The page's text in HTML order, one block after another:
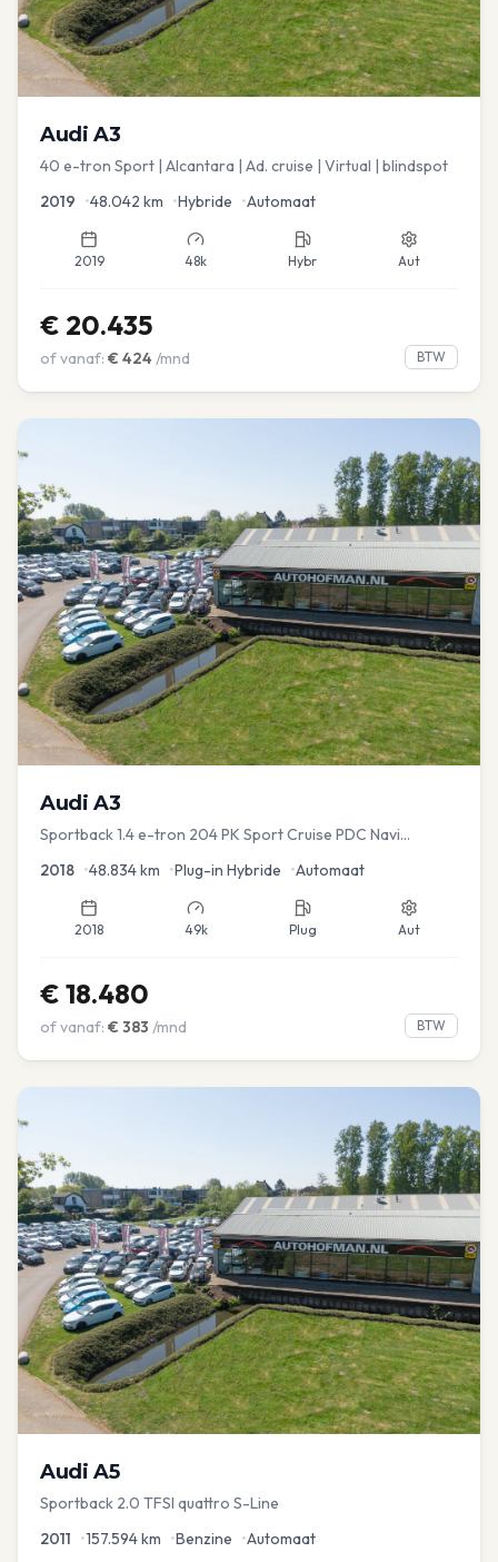
Audi A3
40 e-tron Sport | Alcantara | Ad. cruise | Virtual | blindspot
2019 •48.042 km •Hybride •Automaat
2019 48k Hybr Aut
€ 20.435
of vanaf: € 424 /mnd BTW
Audi A3
Sportback 1.4 e-tron 204 PK Sport Cruise PDC Navi
2018 •48.834km •Plug-in Hybride •Automaat
2018 49k Plug Aut
€ 18.480
of vanaf: € 383 /mnd BTW
Audi A5
Sportback 2.0 TFSI quattro S-Line
2011 •157.594km •Benzine •Automaat